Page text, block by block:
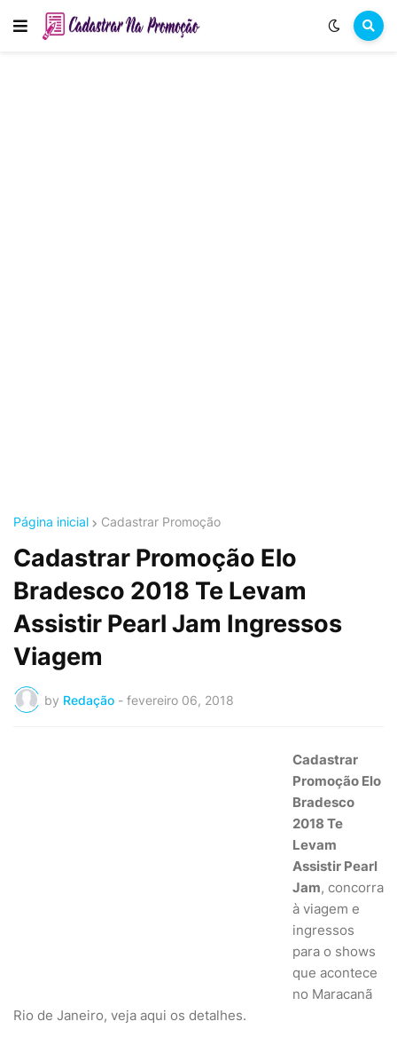
Página inicial Cadastrar Promoção
Cadastrar Promoção Elo
Bradesco 2018 Te Levam
Assistir Pearl Jam Ingressos
Viagem
by Redação - fevereiro 06, 2018
Cadastrar
Promoção Elo
Bradesco
2018 Te
Levam
Assistir Pearl
Jam, concorra
à viagem e
ingressos
para o shows
que acontece
no Maracanã
Rio de Janeiro, veja aqui os detalhes.